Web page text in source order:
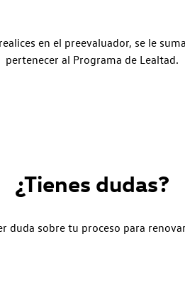
en el preevaluador, se le
pertenecer al Programa de Lealtad.
¿Tienes dudas?
duda sobre tu proceso para